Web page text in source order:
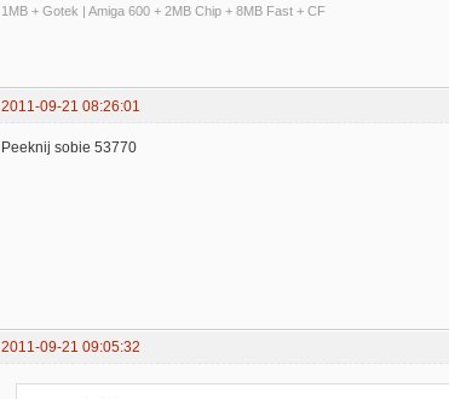
1MB + Gotek | Amiga 600 + 2MB Chip + 8MB Fast + CF
2011-09-21 08:26:01
Peeknij sobie 53770
2011-09-21 09:05:32